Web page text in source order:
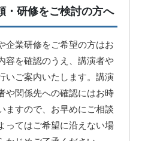
・研修をご検討の方へ
企業研修をご希望の方はお
容を確認のうえ、講演者や
いご案内いたします。講演
や関係先への確認にはお時
ますので、お早めにご相談
ってはご希望に沿えない場